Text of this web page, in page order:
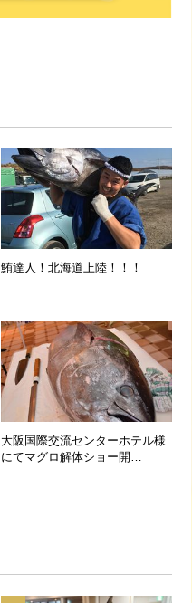
鮪達人！北海道上陸！！！
大阪国際交流センターホテル様
にてマグロ解体ショー開